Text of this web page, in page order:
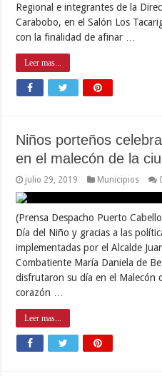
Regional e integrantes de la
Carabobo, en el Salón Los
con la finalidad de afinar …
Leer mas...
Niños porteños
en el malecón de la
julio 29, 2019 Municipios
(Prensa Despacho Puerto
Día del Niño y gracias a las
implementadas por el Alcalde
Combatiente María Daniela de
disfrutaron su día en el Malecón
corazón …
Leer mas...